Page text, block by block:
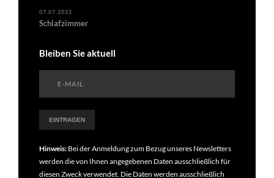
07.07.2022
Schlafzimmer
Bleiben Sie aktuell
Hinweis: Bei der Anmeldung zum Bezug unseres Newsletters
werden die von Ihnen angegebenen Daten ausschließlich für
diesen Zweck verwendet. Die Daten werden ausschließlich